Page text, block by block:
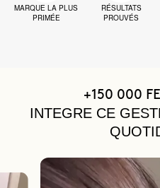
MARQUE LA PLUS
PRIMÉE
RÉSULTATS
PROUVÉS
+150 000
INTEGRE CE